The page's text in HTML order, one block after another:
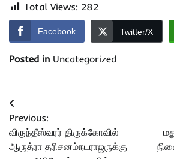
Total Views: 282
Facebook Twitter/X
Posted in Uncategorized
Post
navigation
Previous:
விருந்தீஸ்வரர் திருக்கோவில்
ஆருத்ரா தரிசனம்நடராஜருக்கு